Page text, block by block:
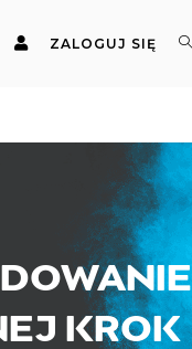
ZALOGUJ SIĘ
KROK